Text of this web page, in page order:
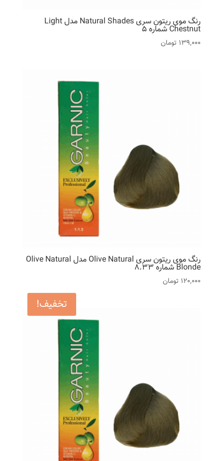
رنگ موی ریتون سری Natural Shades مدل Light
Chestnut شماره 5
139,000 تومان
رنگ موی ریتون سری Olive Natural مدل Olive Natural
Blonde شماره 8.33
120,000 تومان
تخفیف!